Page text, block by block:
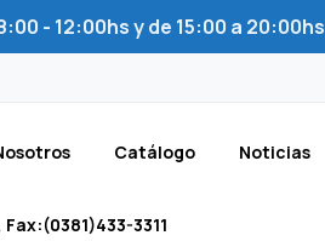
- 12:00hs y de 15:00 a 20:00hs
Catálogo Noticias
Fax:(0381)433-3311